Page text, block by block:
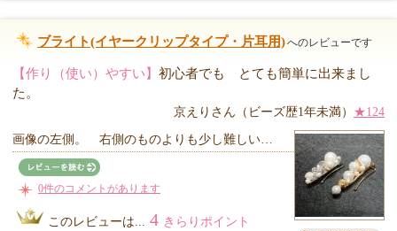
ブライト(イヤークリップタイプ・片耳用)へのレビューです
【作り（使い）やすい】 初心者でも とても簡単に出来まし
た。
京えりさん（ビーズ歴1年未満） ★124
画像の左側。 右側のものよりも少し難しい…
0件のコメントがあります
このレビューは... 4 きらりポイント